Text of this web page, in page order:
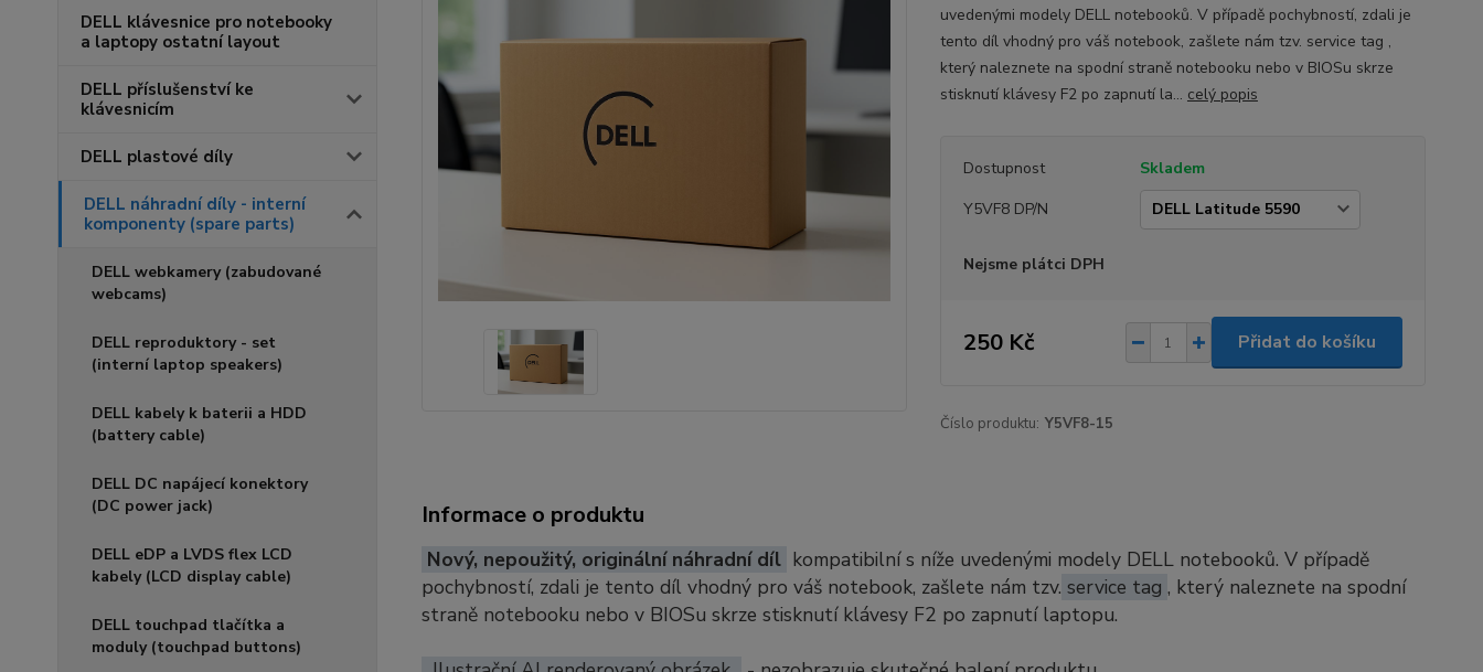
DELL klávesnice pro notebooky
a laptopy ostatní layout
DELL příslušenství ke
klávesnicím
DELL plastové díly
DELL náhradní díly - interní
komponenty (spare parts)
DELL webkamery (zabudované
webcams)
DELL reproduktory - set
(interní laptop speakers)
DELL kabely k baterii a HDD
(battery cable)
DELL DC napájecí konektory
(DC power jack)
DELL eDP a LVDS flex LCD
kabely (LCD display cable)
DELL touchpad tlačítka a
moduly (touchpad buttons)
uvedenými modely DELL notebooků. V případě pochybností, zdali je
tento díl vhodný pro váš notebook, zašlete nám tzv. service tag ,
který naleznete na spodní straně notebooku nebo v BIOSu skrze
stisknutí klávesy F2 po zapnutí la... celý popis
Dostupnost
Skladem
Y5VF8 DP/N
Nejsme plátci DPH
250 Kč Přidat do košíku
Číslo produktu: Y5VF8-15
Informace o produktu
Nový, nepoužitý, originální náhradní díl kompatibilní s níže uvedenými modely DELL notebooků. V případě
pochybností, zdali je tento díl vhodný pro váš notebook, zašlete nám tzv. service tag , který naleznete na spodní
straně notebooku nebo v BIOSu skrze stisknutí klávesy F2 po zapnutí laptopu.